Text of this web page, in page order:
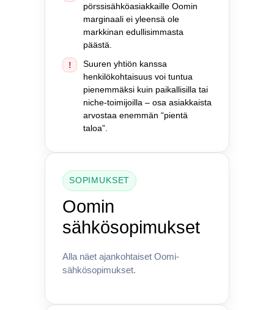
pörssisähköasiakkaille Oomin
marginaali ei yleensä ole
markkinan edullisimmasta
päästä.
!
Suuren yhtiön kanssa
henkilökohtaisuus voi tuntua
pienemmäksi kuin paikallisilla tai
niche-toimijoilla – osa asiakkaista
arvostaa enemmän “pientä
taloa”.
SOPIMUKSET
Oomin
sähkösopimukset
Alla näet ajankohtaiset Oomi-
sähkösopimukset.